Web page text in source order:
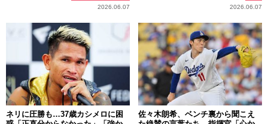
2026.06.07
2026.06.07
ネリに圧勝も…37歳カシメロに困
佐々木朗希、ベンチ裏から聞こえ